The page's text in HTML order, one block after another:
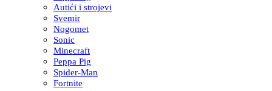
Autići i strojevi
Svemir
Nogomet
Sonic
Minecraft
Peppa Pig
Spider-Man
Fortnite